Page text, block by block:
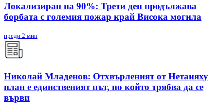
Локализиран на 90%: Трети ден продължава
борбата с големия пожар край Висока могила
преди 2 мин
Николай Младенов: Отхвърленият от Нетаняху
план е единственият път, по който трябва да се
върви